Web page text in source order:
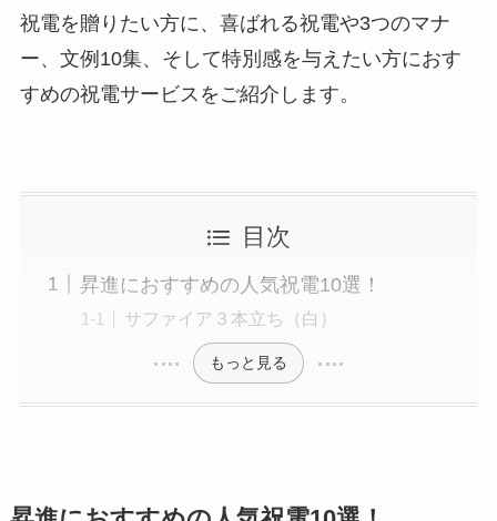
暑中・残暑見舞い
お悔やみ・法要
お盆・新盆（初盆）見舞い
祝電を選ぶ
プリザーブドフラワー
祝電を贈りたい方に、喜ばれる祝電や3つのマナ
ー、文例10集、そして特別感を与えたい方におす
すめの祝電サービスをご紹介します。
目次
昇進におすすめの人気祝電10選！
サファイア３本立ち（白）
もっと見る